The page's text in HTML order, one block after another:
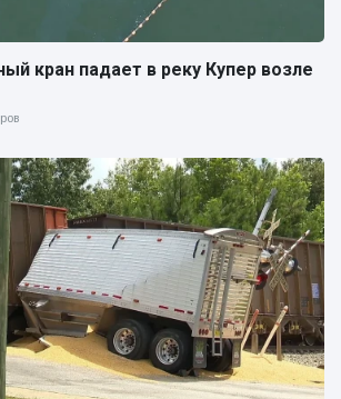
кран падает в реку Купер возле